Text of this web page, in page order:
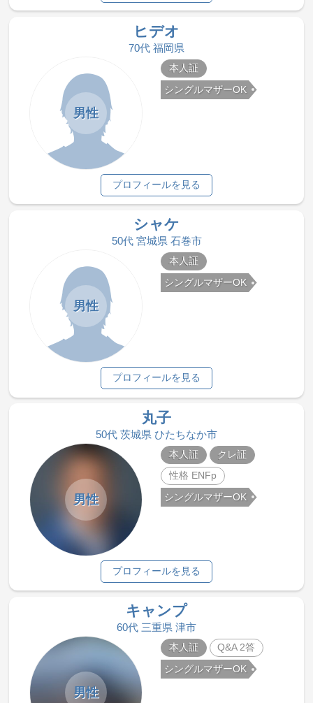
ヒデオ
70代 福岡県
男性
本人証
シングルマザーOK
プロフィールを見る
シャケ
50代 宮城県 石巻市
男性
本人証
シングルマザーOK
プロフィールを見る
丸子
50代 茨城県 ひたちなか市
男性
本人証
クレ証
性格 ENFp
シングルマザーOK
プロフィールを見る
キャンプ
60代 三重県 津市
男性
本人証 Q&A 2答
シングルマザーOK